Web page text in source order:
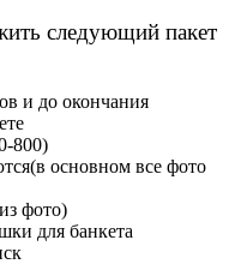
следующий пакет
и до окончания
800)
основном все фото
фото)
для банкета